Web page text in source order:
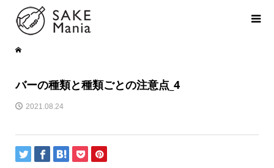
バーの種類と種類ごとの注意点_4
2021.08.24